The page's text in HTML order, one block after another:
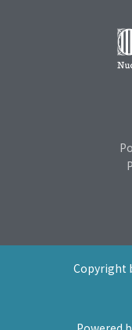
Copyright